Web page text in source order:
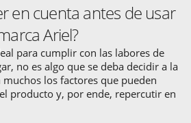
en cuenta antes de usar
Ariel?
para cumplir con las labores de
no es algo que se deba decidir a la
los factores que pueden
producto y, por ende, repercutir en